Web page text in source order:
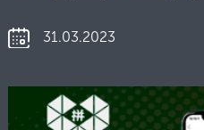
31.03.2023